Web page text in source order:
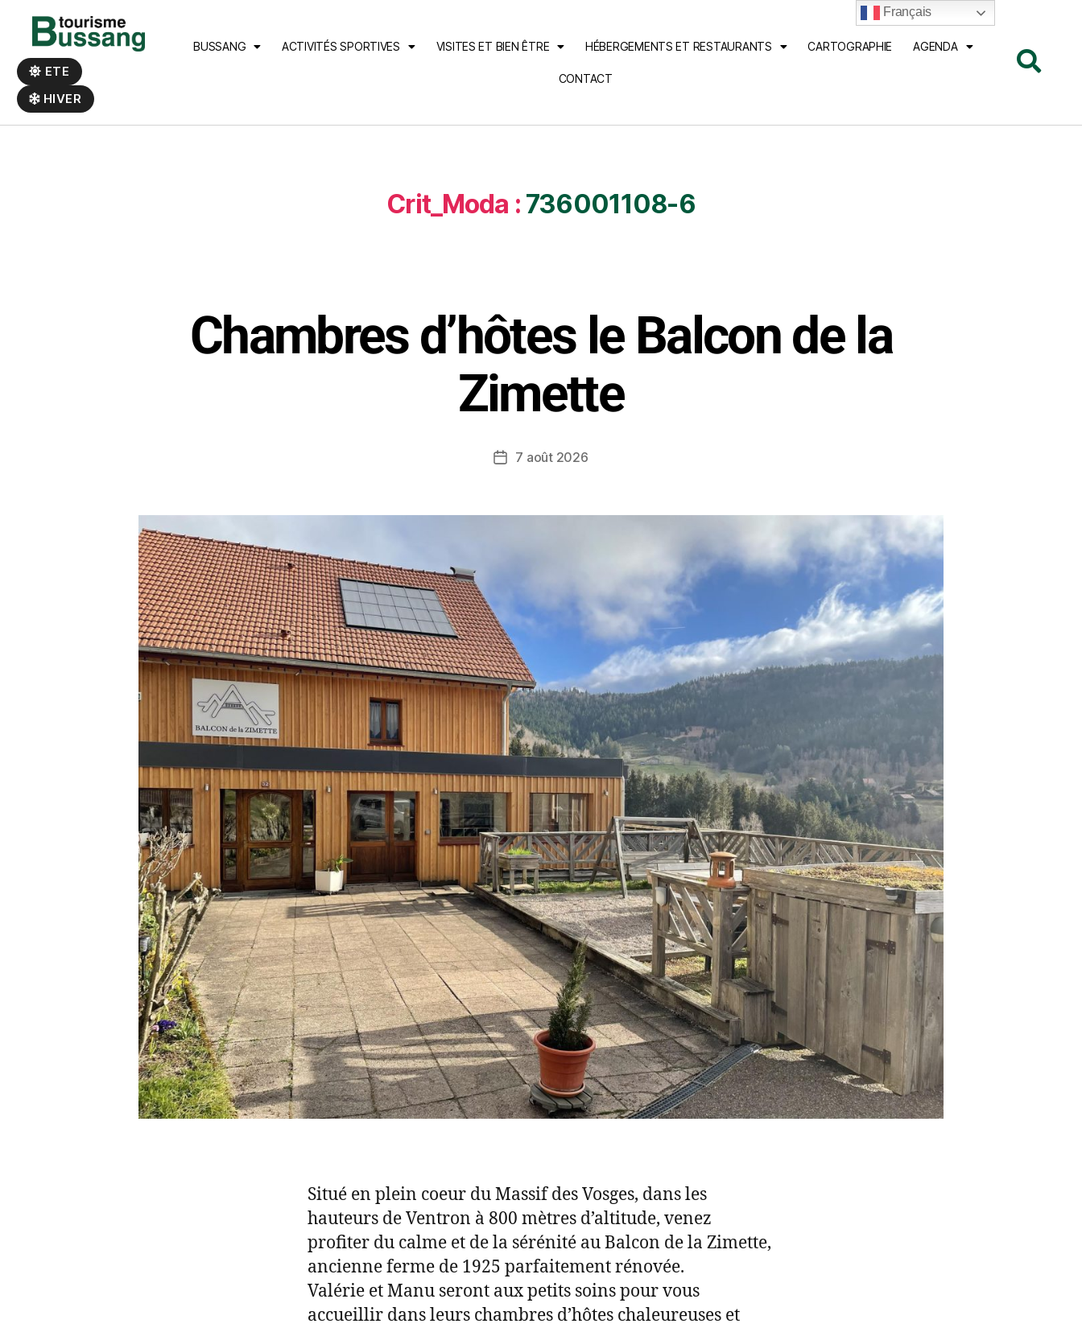
ETE
HIVER
BUSSANG ACTIVITÉS SPORTIVES VISITES ET BIEN ÊTRE HÉBERGEMENTS ET RESTAURANTS CARTOGRAPHIE AGENDA
CONTACT
Crit_Moda : 736001108-6
Chambres d’hôtes le Balcon de la
Zimette
7 août 2026
Situé en plein coeur du Massif des Vosges, dans les
hauteurs de Ventron à 800 mètres d’altitude, venez
profiter du calme et de la sérénité au Balcon de la Zimette,
ancienne ferme de 1925 parfaitement rénovée.
Valérie et Manu seront aux petits soins pour vous
accueillir dans leurs chambres d’hôtes chaleureuses et
Français